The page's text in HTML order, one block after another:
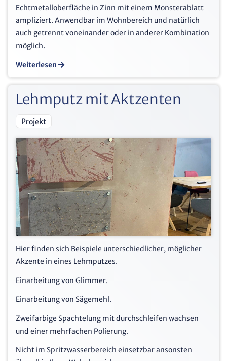
Echtmetalloberfläche in Zinn mit einem Monsterablatt
ampliziert. Anwendbar im Wohnbereich und natürlich
auch getrennt voneinander oder in anderer Kombination
möglich.
Weiterlesen
Lehmputz mit Aktzenten
Projekt
Hier finden sich Beispiele unterschiedlicher, möglicher
Akzente in eines Lehmputzes.
Einarbeitung von Glimmer.
Einarbeitung von Sägemehl.
Zweifarbige Spachtelung mit durchschleifen wachsen
und einer mehrfachen Polierung.
Nicht im Spritzwasserbereich einsetzbar ansonsten